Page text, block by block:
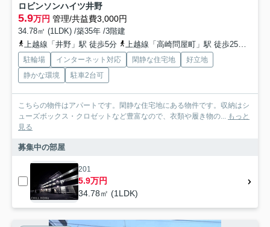
ロビンソンハイツ井野
5.9万円 管理/共益費3,000円
34.78㎡ (1LDK) /築35年 /3階建
上越線「井野」駅 徒歩5分
上越線「高崎問屋町」駅 徒歩25分
駐輪場 インターネット対応 閑静な住宅地
好立地
静かな環境
駐車2台可
こちらの物件はアパートです。閑静な住宅地にある物件です。収納はシ
ューズボックス・クロゼットなど豊富なので、衣類や履き物の...
もっと
見る
募集中の部屋
201
5.9万円
34.78㎡ (1LDK)